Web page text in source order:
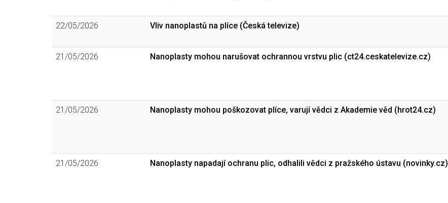
22/05/2026 Vliv nanoplastů na plíce (Česká televize)
21/05/2026 Nanoplasty mohou narušovat ochrannou vrstvu plic (ct24.ceskatelevize.cz)
21/05/2026 Nanoplasty mohou poškozovat plíce, varují vědci z Akademie věd (hrot24.cz)
21/05/2026 Nanoplasty napadají ochranu plic, odhalili vědci z pražského ústavu (novinky.cz)